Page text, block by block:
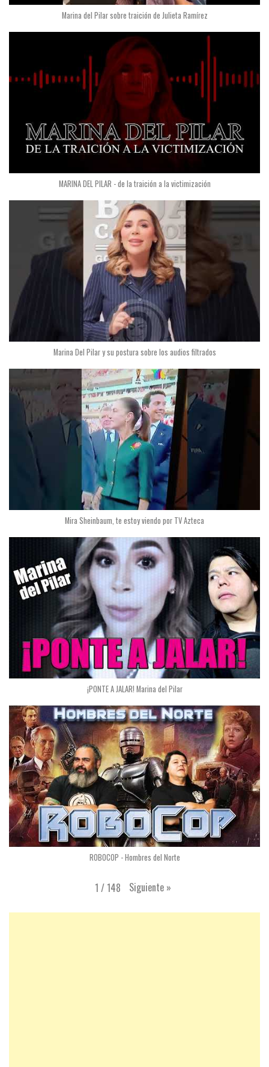
Marina del Pilar sobre traición de Julieta Ramírez
MARINA DEL PILAR - de la traición a la victimización
Marina Del Pilar y su postura sobre los audios filtrados
Mira Sheinbaum, te estoy viendo por TV Azteca
¡PONTE A JALAR! Marina del Pilar
ROBOCOP - Hombres del Norte
1 /148 Siguiente »